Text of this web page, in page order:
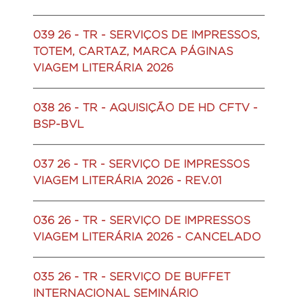
039 26 - TR - SERVIÇOS DE IMPRESSOS,
TOTEM, CARTAZ, MARCA PÁGINAS
VIAGEM LITERÁRIA 2026
038 26 - TR - AQUISIÇÃO DE HD CFTV -
BSP-BVL
037 26 - TR - SERVIÇO DE IMPRESSOS
VIAGEM LITERÁRIA 2026 - REV.01
036 26 - TR - SERVIÇO DE IMPRESSOS
VIAGEM LITERÁRIA 2026 - CANCELADO
035 26 - TR - SERVIÇO DE BUFFET
INTERNACIONAL SEMINÁRIO